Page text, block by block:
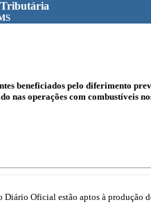
beneficiados pelo diferimento
operações com combustíveis
Diário Oficial estão aptos à produção